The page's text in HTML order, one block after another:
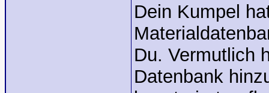
Dein Kumpel
Du. Vermutlich
Datenbank